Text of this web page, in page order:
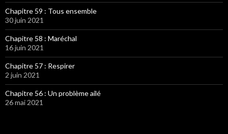
Chapitre 59 : Tous ensemble
30 juin 2021
Chapitre 58 : Maréchal
16 juin 2021
Chapitre 57 : Respirer
2 juin 2021
Chapitre 56 : Un problème ailé
26 mai 2021